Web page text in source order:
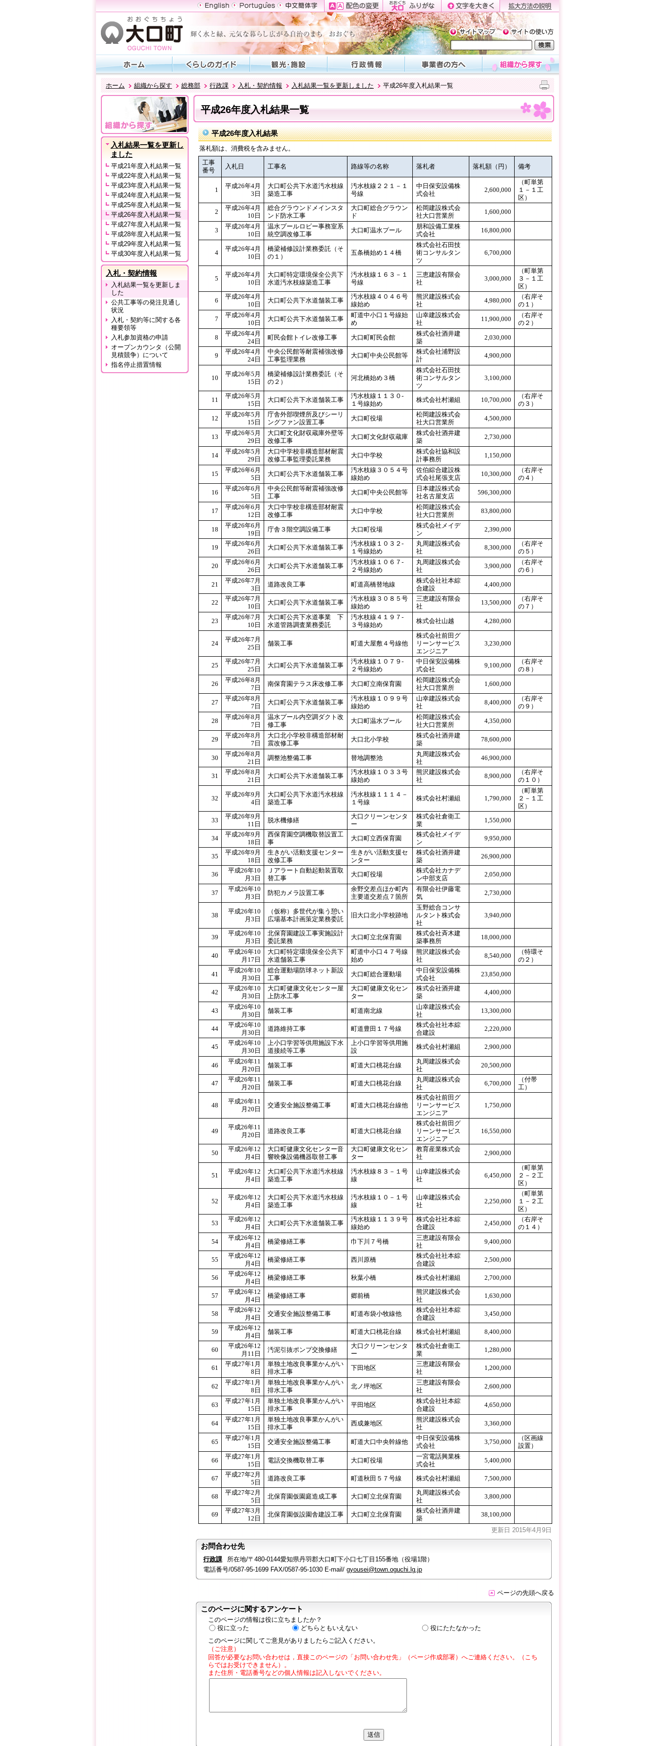
ホーム 組織から探す 総務部 行政課 入札・契約情報 入札結果一覧を更新しました 平成26年度入札結果一覧
入札結果一覧を更新し
ました
平成21年度入札結果一覧
平成22年度入札結果一覧
平成23年度入札結果一覧
平成24年度入札結果一覧
平成25年度入札結果一覧
平成26年度入札結果一覧
平成27年度入札結果一覧
平成28年度入札結果一覧
平成29年度入札結果一覧
平成30年度入札結果一覧
入札・契約情報
入札結果一覧を更新しま
した
公共工事等の発注見通し
状況
入札・契約等に関する各
種要領等
入札参加資格の申請
オープンカウンタ（公開
見積競争）について
指名停止措置情報
平成26年度入札結果一覧
平成26年度入札結果
落札額は、消費税を含みません。
工事
番号
入札日 工事名 路線等の名称 落札者 落札額（円） 備考
1
平成26年4月
3日
大口町公共下水道汚水枝線
築造工事
汚水枝線２２１－１
号線
中日保安設備株
式会社
2,600,000
（町単第
１－１工
区）
2
平成26年4月
10日
総合グラウンドメインスタ
ンド防水工事
大口町総合グラウン
ド
松岡建設株式会
社大口営業所
1,600,000
3
平成26年4月
10日
温水プールロビー事務室系
統空調改修工事
大口町温水プール
朋和設備工業株
式会社
16,800,000
4
平成26年4月
10日
橋梁補修設計業務委託（そ
の１）
五条橋始め１４橋
株式会社石田技
術コンサルタン
ツ
6,700,000
5
平成26年4月
10日
大口町特定環境保全公共下
水道汚水枝線築造工事
汚水枝線１６３－１
号線
三恵建設有限会
社
3,000,000
（町単第
３－１工
区）
6
平成26年4月
10日
大口町公共下水道舗装工事
汚水枝線４０４６号
線始め
熊沢建設株式会
社
4,980,000
（右岸そ
の１）
7
平成26年4月
10日
大口町公共下水道舗装工事
町道中小口１号線始
め
山幸建設株式会
社
11,900,000
（右岸そ
の２）
8
平成26年4月
24日
町民会館トイレ改修工事 大口町町民会館
株式会社酒井建
築
2,030,000
9
平成26年4月
24日
中央公民館等耐震補強改修
工事監理業務
大口町中央公民館等
株式会社浦野設
計
4,900,000
10
平成26年5月
15日
橋梁補修設計業務委託（そ
の２）
河北橋始め３橋
株式会社石田技
術コンサルタン
ツ
3,100,000
11
平成26年5月
15日
大口町公共下水道舗装工事
汚水枝線１１３０-
１号線始め
株式会社村瀬組 10,700,000
（右岸そ
の３）
12
平成26年5月
15日
庁舎外部喫煙所及びシーリ
ングファン設置工事
大口町役場
松岡建設株式会
社大口営業所
4,500,000
13
平成26年5月
29日
大口町文化財収蔵庫外壁等
改修工事
大口町文化財収蔵庫
株式会社酒井建
築
2,730,000
14
平成26年5月
29日
大口中学校非構造部材耐震
改修工事監理委託業務
大口中学校
株式会社協和設
計事務所
1,150,000
15
平成26年6月
5日
大口町公共下水道舗装工事
汚水枝線３０５４号
線始め
佐伯綜合建設株
式会社尾張支店
10,300,000
（右岸そ
の４）
16
平成26年6月
5日
中央公民館等耐震補強改修
工事
大口町中央公民館等
日本建設株式会
社名古屋支店
596,300,000
17
平成26年6月
12日
大口中学校非構造部材耐震
改修工事
大口中学校
松岡建設株式会
社大口営業所
83,800,000
18
平成26年6月
19日
庁舎３階空調設備工事 大口町役場
株式会社メイデ
ン
2,390,000
19
平成26年6月
26日
大口町公共下水道舗装工事
汚水枝線１０３２-
１号線始め
丸周建設株式会
社
8,300,000
（右岸そ
の５）
20
平成26年6月
26日
大口町公共下水道舗装工事
汚水枝線１０６７-
２号線始め
丸周建設株式会
社
3,900,000
（右岸そ
の６）
21
平成26年7月
3日
道路改良工事 町道高橋替地線
株式会社社本綜
合建設
4,400,000
22
平成26年7月
10日
大口町公共下水道舗装工事
汚水枝線３０８５号
線始め
三恵建設有限会
社
13,500,000
（右岸そ
の７）
23
平成26年7月
10日
大口町公共下水道事業 下
水道管路調査業務委託
汚水枝線４１９７-
３号線始め
株式会社山越 4,280,000
24
平成26年7月
25日
舗装工事 町道大屋敷４号線他
株式会社前田グ
リーンサービス
エンジニア
3,230,000
25
平成26年7月
25日
大口町公共下水道舗装工事
汚水枝線１０７９-
２号線始め
中日保安設備株
式会社
9,100,000
（右岸そ
の８）
26
平成26年8月
7日
南保育園テラス床改修工事 大口町立南保育園
松岡建設株式会
社大口営業所
1,600,000
27
平成26年8月
7日
大口町公共下水道舗装工事
汚水枝線１０９９号
線始め
山幸建設株式会
社
8,400,000
（右岸そ
の９）
28
平成26年8月
7日
温水プール内空調ダクト改
修工事
大口町温水プール
松岡建設株式会
社大口営業所
4,350,000
29
平成26年8月
7日
大口北小学校非構造部材耐
震改修工事
大口北小学校
株式会社酒井建
築
78,600,000
30
平成26年8月
21日
調整池整備工事 替地調整池
丸周建設株式会
社
46,900,000
31
平成26年8月
21日
大口町公共下水道舗装工事
汚水枝線１０３３号
線始め
熊沢建設株式会
社
8,900,000
（右岸そ
の１０）
32
平成26年9月
4日
大口町公共下水道汚水枝線
築造工事
汚水枝線１１１４－
１号線
株式会社村瀬組 1,790,000
（町単第
２－１工
区）
33
平成26年9月
11日
脱水機修繕
大口クリーンセンタ
ー
株式会社倉衛工
業
1,550,000
34
平成26年9月
18日
西保育園空調機取替設置工
事
大口町立西保育園
株式会社メイデ
ン
9,950,000
35
平成26年9月
18日
生きがい活動支援センター
改修工事
生きがい活動支援セ
ンター
株式会社酒井建
築
26,900,000
36
平成26年10
月3日
Ｊアラート自動起動装置取
替工事
大口町役場
株式会社カナデ
ン中部支店
2,050,000
37
平成26年10
月3日
防犯カメラ設置工事
余野交差点ほか町内
主要道交差点７箇所
有限会社伊藤電
気
2,730,000
38
平成26年10
月3日
（仮称）多世代が集う憩い
広場基本計画策定業務委託
旧大口北小学校跡地
玉野総合コンサ
ルタント株式会
社
3,940,000
39
平成26年10
月3日
北保育園建設工事実施設計
委託業務
大口町立北保育園
株式会社斉木建
築事務所
18,000,000
40
平成26年10
月17日
大口町特定環境保全公共下
水道舗装工事
町道中小口４７号線
始め
熊沢建設株式会
社
8,540,000
（特環そ
の２）
41
平成26年10
月30日
総合運動場防球ネット新設
工事
大口町総合運動場
中日保安設備株
式会社
23,850,000
42
平成26年10
月30日
大口町健康文化センター屋
上防水工事
大口町健康文化セン
ター
株式会社酒井建
築
4,400,000
43
平成26年10
月30日
舗装工事 町道南北線
山幸建設株式会
社
13,300,000
44
平成26年10
月30日
道路維持工事 町道豊田１７号線
株式会社社本綜
合建設
2,220,000
45
平成26年10
月30日
上小口学習等供用施設下水
道接続等工事
上小口学習等供用施
設
株式会社村瀬組 2,900,000
46
平成26年11
月20日
舗装工事 町道大口桃花台線
丸周建設株式会
社
20,500,000
47
平成26年11
月20日
舗装工事 町道大口桃花台線
丸周建設株式会
社
6,700,000
（付帯
工）
48
平成26年11
月20日
交通安全施設整備工事 町道大口桃花台線他
株式会社前田グ
リーンサービス
エンジニア
1,750,000
49
平成26年11
月20日
道路改良工事 町道大口桃花台線
株式会社前田グ
リーンサービス
エンジニア
16,550,000
50
平成26年12
月4日
大口町健康文化センター音
響映像設備機器取替工事
大口町健康文化セン
ター
教育産業株式会
社
2,900,000
51
平成26年12
月4日
大口町公共下水道汚水枝線
築造工事
汚水枝線８３－１号
線
山幸建設株式会
社
6,450,000
（町単第
２－２工
区）
52
平成26年12
月4日
大口町公共下水道汚水枝線
築造工事
汚水枝線１０－１号
線
山幸建設株式会
社
2,250,000
（町単第
１－２工
区）
53
平成26年12
月4日
大口町公共下水道舗装工事
汚水枝線１１３９号
線始め
株式会社社本綜
合建設
2,450,000
（右岸そ
の１４）
54
平成26年12
月4日
橋梁修繕工事 巾下川７号橋
三恵建設有限会
社
9,400,000
55
平成26年12
月4日
橋梁修繕工事 西川原橋
株式会社社本綜
合建設
2,500,000
56
平成26年12
月4日
橋梁修繕工事 秋葉小橋 株式会社村瀬組 2,700,000
57
平成26年12
月4日
橋梁修繕工事 郷前橋
熊沢建設株式会
社
1,630,000
58
平成26年12
月4日
交通安全施設整備工事 町道布袋小牧線他
株式会社社本綜
合建設
3,450,000
59
平成26年12
月4日
舗装工事 町道大口桃花台線 株式会社村瀬組 8,400,000
60
平成26年12
月11日
汚泥引抜ポンプ交換修繕
大口クリーンセンタ
ー
株式会社倉衛工
業
1,280,000
61
平成27年1月
8日
単独土地改良事業かんがい
排水工事
下田地区
三恵建設有限会
社
1,200,000
62
平成27年1月
8日
単独土地改良事業かんがい
排水工事
北ノ坪地区
三恵建設有限会
社
2,600,000
63
平成27年1月
15日
単独土地改良事業かんがい
排水工事
平田地区
株式会社社本綜
合建設
4,650,000
64
平成27年1月
15日
単独土地改良事業かんがい
排水工事
西成兼地区
熊沢建設株式会
社
3,360,000
65
平成27年1月
15日
交通安全施設整備工事 町道大口中央幹線他
中日保安設備株
式会社
3,750,000
（区画線
設置）
66
平成27年1月
15日
電話交換機取替工事 大口町役場
一宮電話興業株
式会社
5,400,000
67
平成27年2月
5日
道路改良工事 町道秋田５７号線 株式会社村瀬組 7,500,000
68
平成27年2月
5日
北保育園仮園庭造成工事 大口町立北保育園
丸周建設株式会
社
3,800,000
69
平成27年3月
12日
北保育園仮設園舎建設工事 大口町立北保育園
株式会社酒井建
築
38,100,000
更新日 2015年4月9日
お問合わせ先
行政課
所在地/〒480-0144愛知県丹羽郡大口町下小口七丁目155番地（役場1階）
電話番号/0587-95-1699 FAX/0587-95-1030 E-mail/ gyousei@town.oguchi.lg.jp
ページの先頭へ戻る
このページに関するアンケート
このページの情報は役に立ちましたか？
役に立った
どちらともいえない
役にたたなかった
このページに関してご意見がありましたらご記入ください。
（ご注意）
回答が必要なお問い合わせは，直接このページの「お問い合わせ先」（ページ作成部署）へご連絡ください。（こち
らではお受けできません）。
また住所・電話番号などの個人情報は記入しないでください。